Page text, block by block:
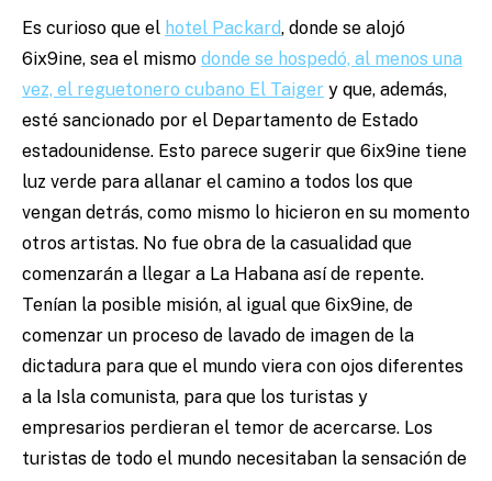
Es curioso que el hotel Packard, donde se alojó
6ix9ine, sea el mismo donde se hospedó, al menos una
vez, el reguetonero cubano El Taiger y que, además,
esté sancionado por el Departamento de Estado
estadounidense. Esto parece sugerir que 6ix9ine tiene
luz verde para allanar el camino a todos los que
vengan detrás, como mismo lo hicieron en su momento
otros artistas. No fue obra de la casualidad que
comenzarán a llegar a La Habana así de repente.
Tenían la posible misión, al igual que 6ix9ine, de
comenzar un proceso de lavado de imagen de la
dictadura para que el mundo viera con ojos diferentes
a la Isla comunista, para que los turistas y
empresarios perdieran el temor de acercarse. Los
turistas de todo el mundo necesitaban la sensación de